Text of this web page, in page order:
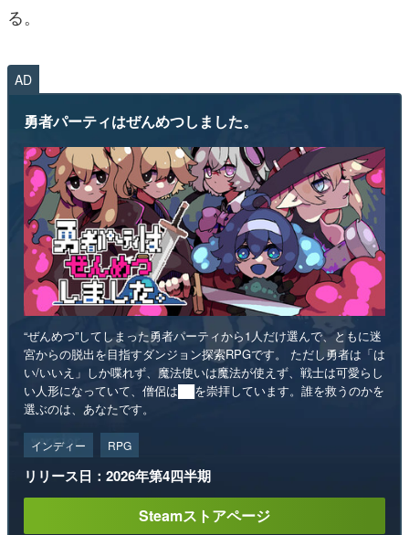
る。
AD
勇者パーティはぜんめつしました。
“ぜんめつ”してしまった勇者パーティから1人だけ選んで、ともに迷
宮からの脱出を目指すダンジョン探索RPGです。 ただし勇者は「は
い/いいえ」しか喋れず、魔法使いは魔法が使えず、戦士は可愛らし
い人形になっていて、僧侶は██を崇拝しています。誰を救うのかを
選ぶのは、あなたです。
インディー RPG
リリース日：2026年第4四半期
Steamストアページ